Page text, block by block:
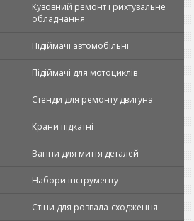
Кузовний ремонт і рихтувальне
обладнання
Підіймачі автомобільні
Підіймачі для мотоциклів
Стенди для ремонту двигуна
Крани підкатні
Ванни для миття деталей
Набори інструменту
Стіни для розвала-сходження